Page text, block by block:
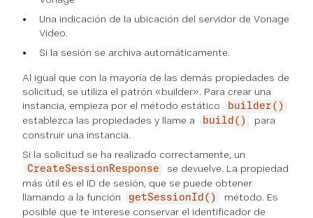
Una indicación de la ubicación del servidor de Vonage
Video.
Si la sesión se archiva automáticamente.
Al igual que con la mayoría de las demás propiedades de
solicitud, se utiliza el patrón «builder». Para crear una
instancia, empieza por el método estático
builder()
establezca las propiedades y llame a build()
para
construir una instancia.
Si la solicitud se ha realizado correctamente, un
CreateSessionResponse
se devuelve. La propiedad
más útil es el ID de sesión, que se puede obtener
llamando a la función
getSessionId()
método. Es
posible que te interese conservar el identificador de